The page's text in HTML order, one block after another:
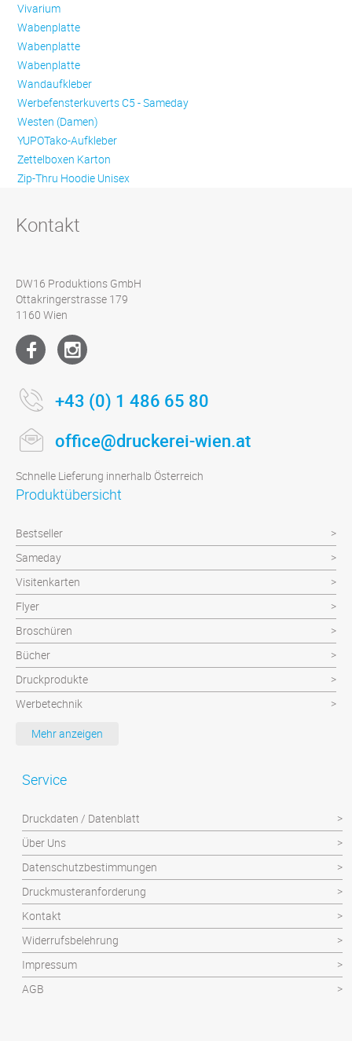
Vivarium
Wabenplatte
Wabenplatte
Wabenplatte
Wandaufkleber
Werbefensterkuverts C5 - Sameday
Westen (Damen)
YUPOTako-Aufkleber
Zettelboxen Karton
Zip-Thru Hoodie Unisex
Kontakt
DW16 Produktions GmbH
Ottakringerstrasse 179
1160 Wien
+43 (0) 1 486 65 80
office@druckerei-wien.at
Schnelle Lieferung innerhalb Österreich
Produktübersicht
Bestseller
Sameday
Visitenkarten
Flyer
Broschüren
Bücher
Druckprodukte
Werbetechnik
Werbeartikel
Plattendruck und Schilder
Mehr anzeigen
Service
Druckdaten / Datenblatt
Über Uns
Datenschutzbestimmungen
Druckmusteranforderung
Kontakt
Widerrufsbelehrung
Impressum
AGB